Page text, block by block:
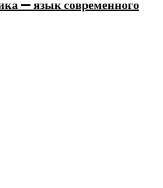
— язык современного